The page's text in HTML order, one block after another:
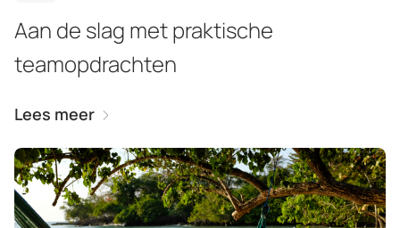
Aan de slag met praktische
teamopdrachten
Lees meer